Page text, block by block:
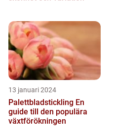
13 januari 2024
Palettbladstickling En
guide till den populära
växtförökningen